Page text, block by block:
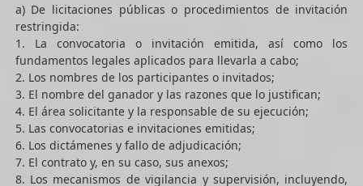
a) De licitaciones públicas o procedimientos de invitación
restringida:
1. La convocatoria o invitación emitida, así como los
fundamentos legales aplicados para llevarla a cabo;
2. Los nombres de los participantes o invitados;
3. El nombre del ganador y las razones que lo justifican;
4. El área solicitante y la responsable de su ejecución;
5. Las convocatorias e invitaciones emitidas;
6. Los dictámenes y fallo de adjudicación;
7. El contrato y, en su caso, sus anexos;
8. Los mecanismos de vigilancia y supervisión, incluyendo,